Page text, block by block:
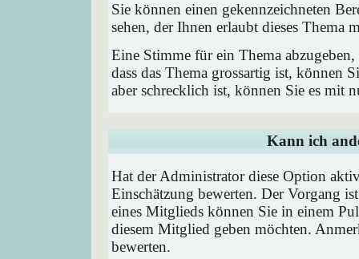
Sie können einen gekennzeichneten
sehen, der Ihnen erlaubt dieses Thema
Eine Stimme für ein Thema
dass das Thema grossartig ist, können
aber schrecklich ist, können Sie es mit
Kann ich
Hat der Administrator diese Option
Einschätzung bewerten. Der Vorgang
eines Mitglieds können Sie in einem
diesem Mitglied geben möchten.
bewerten.